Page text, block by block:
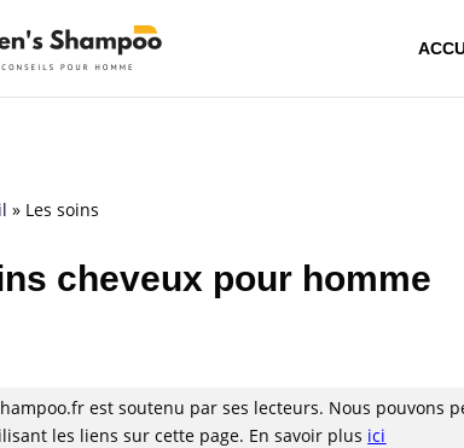
» Les soins
cheveux pour homme
est soutenu par ses lecteurs. Nous pouvons
les liens sur cette page. En savoir plus ici